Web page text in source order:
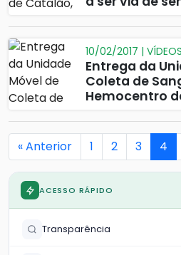
10/02/2017 | VÍDEOS
Entrega da
Coleta de
Hemocentro
« Anterior 1 2 3 4
ACESSO RÁPIDO
Transparência